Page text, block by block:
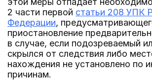
2 части первой статьи 208 УПК
Федерации,
приостановление
в случае, если подозреваемый
скрылся от следствия либо
нахождения не установлено по
причинам.